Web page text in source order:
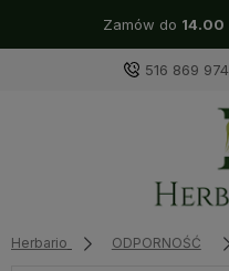
Zamów do 14.00
516 869 974
Herbario ODPORNOŚĆ